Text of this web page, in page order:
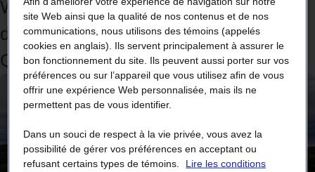
Wetsok aux opportunités de
développement éolien dans l'est du
Québec.
site Web ainsi que la qualité de nos contenus et de nos
communications, nous utilisons des témoins (appelés
cookies en anglais). Ils servent principalement à assurer le
bon fonctionnement du site. Ils peuvent aussi porter sur vos
préférences ou sur l’appareil que vous utilisez afin de vous
offrir une expérience Web personnalisée, mais ils ne
permettent pas de vous identifier.
Dans un souci de respect à la vie privée, vous avez la
possibilité de gérer vos préférences en acceptant ou
refusant certains types de témoins.
Lire les conditions